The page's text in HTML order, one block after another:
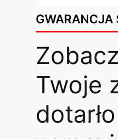
GWARANCJA
Twoje